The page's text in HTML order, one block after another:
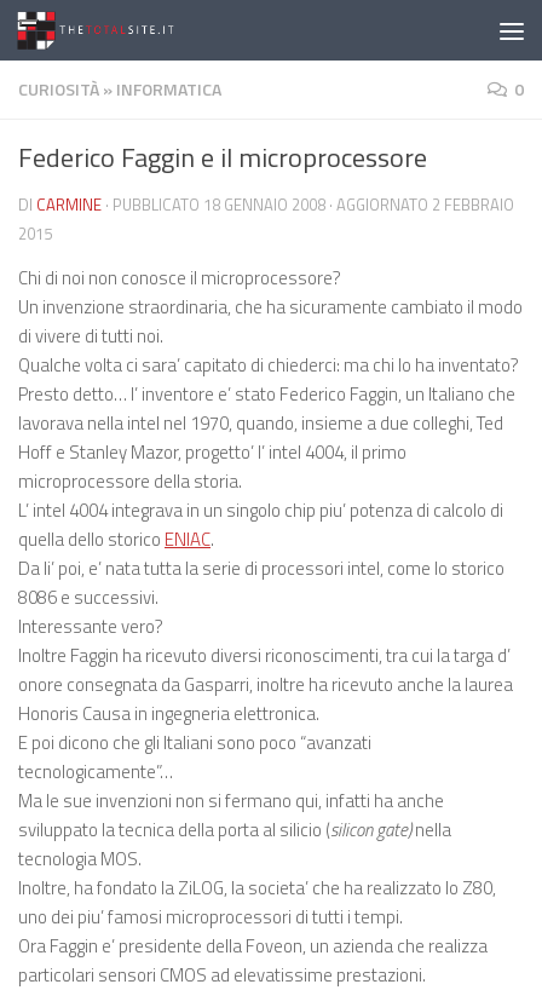
Salta al contenuto
CURIOSITÀ»INFORMATICA 0
Federico Faggin e il microprocessore
DI CARMINE · PUBBLICATO 18 GENNAIO 2008 · AGGIORNATO 2 FEBBRAIO
2015
Chi di noi non conosce il microprocessore?
Un invenzione straordinaria, che ha sicuramente cambiato il modo
di vivere di tutti noi.
Qualche volta ci sara’ capitato di chiederci: ma chi lo ha inventato?
Presto detto… l’ inventore e’ stato Federico Faggin, un Italiano che
lavorava nella intel nel 1970, quando, insieme a due colleghi, Ted
Hoff e Stanley Mazor, progetto’ l’ intel 4004, il primo
microprocessore della storia.
L’ intel 4004 integrava in un singolo chip piu’ potenza di calcolo di
quella dello storico ENIAC.
Da li’ poi, e’ nata tutta la serie di processori intel, come lo storico
8086 e successivi.
Interessante vero?
Inoltre Faggin ha ricevuto diversi riconoscimenti, tra cui la targa d’
onore consegnata da Gasparri, inoltre ha ricevuto anche la laurea
Honoris Causa in ingegneria elettronica.
E poi dicono che gli Italiani sono poco “avanzati
tecnologicamente”…
Ma le sue invenzioni non si fermano qui, infatti ha anche
sviluppato la tecnica della porta al silicio (silicon gate)nella
tecnologia MOS.
Inoltre, ha fondato la ZiLOG, la societa’ che ha realizzato lo Z80,
uno dei piu’ famosi microprocessori di tutti i tempi.
Ora Faggin e’ presidente della Foveon, un azienda che realizza
particolari sensori CMOS ad elevatissime prestazioni.